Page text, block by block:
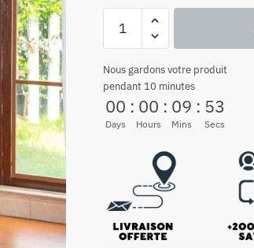
Nous gardons votre produit
pendant 10 minutes
00
Days
: 00
Hours
: 09
Mins
: 52
Secs